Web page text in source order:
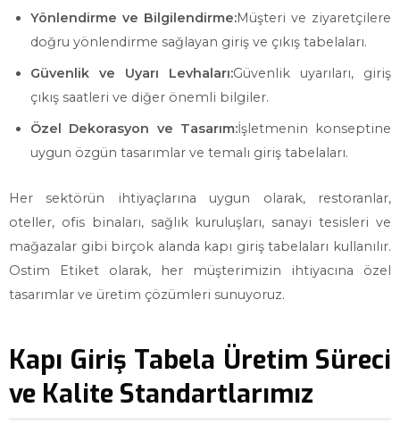
Yönlendirme ve Bilgilendirme:Müşteri ve ziyaretçilere
doğru yönlendirme sağlayan giriş ve çıkış tabelaları.
Güvenlik ve Uyarı Levhaları:Güvenlik uyarıları, giriş
çıkış saatleri ve diğer önemli bilgiler.
Özel Dekorasyon ve Tasarım:İşletmenin konseptine
uygun özgün tasarımlar ve temalı giriş tabelaları.
Her sektörün ihtiyaçlarına uygun olarak, restoranlar,
oteller, ofis binaları, sağlık kuruluşları, sanayi tesisleri ve
mağazalar gibi birçok alanda kapı giriş tabelaları kullanılır.
Ostim Etiket olarak, her müşterimizin ihtiyacına özel
tasarımlar ve üretim çözümleri sunuyoruz.
Kapı Giriş Tabela Üretim Süreci
ve Kalite Standartlarımız